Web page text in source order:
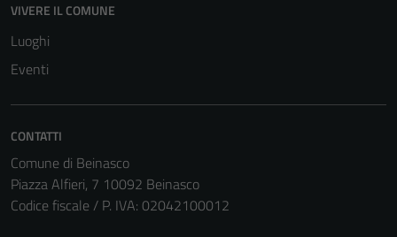
VIVERE IL COMUNE
Luoghi
Eventi
CONTATTI
Comune di Beinasco
Piazza Alfieri, 7 10092 Beinasco
Codice fiscale / P. IVA: 02042100012
funzionamento
Questi cookie